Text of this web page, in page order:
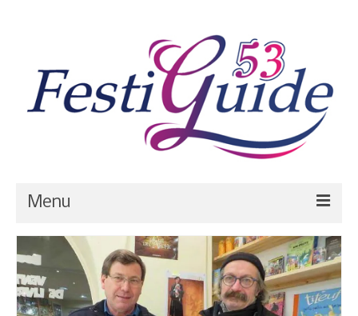
Menu
Calendrier
Prestataires